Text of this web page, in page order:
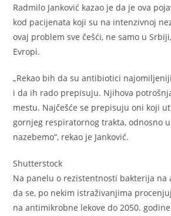
Radmilo Janković kazao je da je ova
kod pacijenata koji su na intenzivnoj
ovaj problem sve češći, ne samo u
Evropi.
„Rekao bih da su antibiotici
i da ih rado prepisuju. Njihova
mestu. Najčešće se prepisuju oni koji
gornjeg respiratornog trakta, odnosno
nazebemo“, rekao je Janković.
Shutterstock
Na panelu o rezistentnosti bakterija na
da se, po nekim istraživanjima
na antimikrobne lekove do 2050.